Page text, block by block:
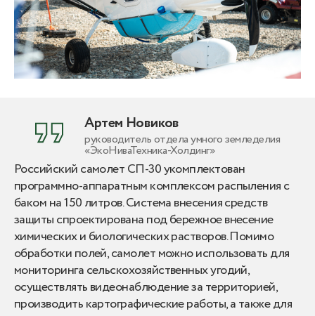
Российский самолет СП-30 укомплектован
программно-аппаратным комплексом распыления с
баком на 150 литров. Система внесения средств
защиты спроектирована под бережное внесение
химических и биологических растворов. Помимо
обработки полей, самолет можно использовать для
мониторинга сельскохозяйственных угодий,
осуществлять видеонаблюдение за территорией,
производить картографические работы, а также для
Артем Новиков
руководитель отдела умного земледелия
«ЭкоНиваТехника-Холдинг»